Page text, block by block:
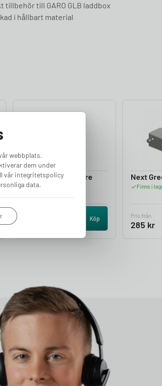
tillbehör till GARO GLB laddbox
i hållbart material
Deltaco Kabelhållare
Finns i lager
Köp
Next
Finns i
Pris från
285 kr
webbplats.
dem under
vår integritetspolicy
data.